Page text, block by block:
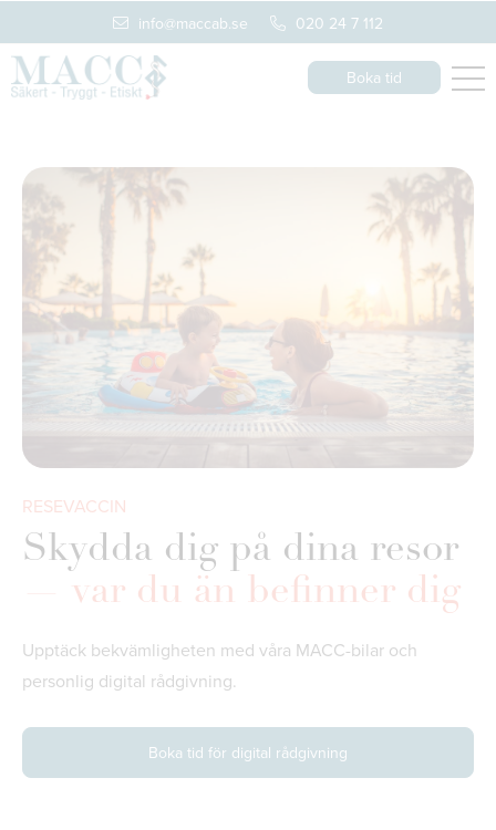
info@maccab.se 020 24 7 112
Boka tid
RESEVACCIN
Skydda dig på dina resor
— var du än befinner dig
Upptäck bekvämligheten med våra MACC-bilar och
personlig digital rådgivning.
Boka tid för digital rådgivning